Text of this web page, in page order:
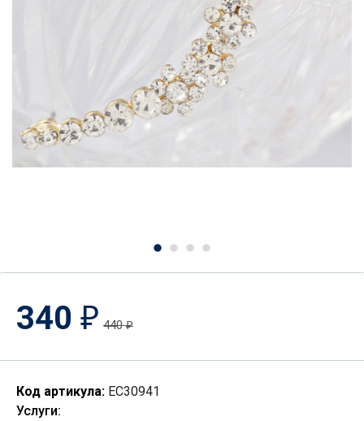
340 ₽ 440₽
Код артикула: EC30941
Услуги: